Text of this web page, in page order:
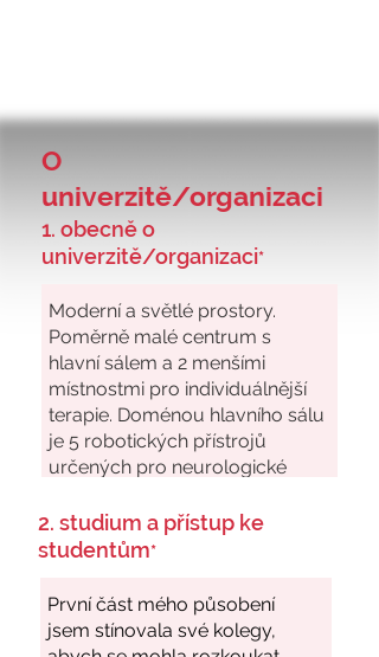
O
univerzitě/organizaci
1. obecně o
univerzitě/organizaci*
2. studium a přístup ke
studentům*